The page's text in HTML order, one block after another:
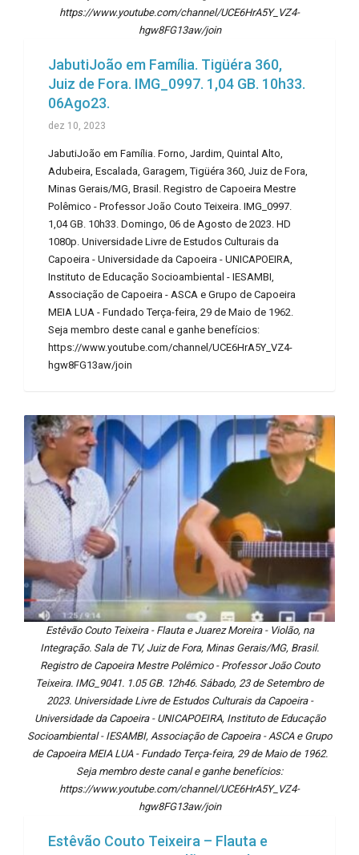
https://www.youtube.com/channel/UCE6HrA5Y_VZ4-
hgw8FG13aw/join
JabutiJoão em Família. Tigüéra 360,
Juiz de Fora. IMG_0997. 1,04 GB. 10h33.
06Ago23.
dez 10, 2023
JabutiJoão em Família. Forno, Jardim, Quintal Alto,
Adubeira, Escalada, Garagem, Tigüéra 360, Juiz de Fora,
Minas Gerais/MG, Brasil. Registro de Capoeira Mestre
Polêmico - Professor João Couto Teixeira. IMG_0997.
1,04 GB. 10h33. Domingo, 06 de Agosto de 2023. HD
1080p. Universidade Livre de Estudos Culturais da
Capoeira - Universidade da Capoeira - UNICAPOEIRA,
Instituto de Educação Socioambiental - IESAMBI,
Associação de Capoeira - ASCA e Grupo de Capoeira
MEIA LUA - Fundado Terça-feira, 29 de Maio de 1962.
Seja membro deste canal e ganhe benefícios:
https://www.youtube.com/channel/UCE6HrA5Y_VZ4-
hgw8FG13aw/join
Estêvão Couto Teixeira - Flauta e Juarez Moreira - Violão, na
Integração. Sala de TV, Juiz de Fora, Minas Gerais/MG, Brasil.
Registro de Capoeira Mestre Polêmico - Professor João Couto
Teixeira. IMG_9041. 1.05 GB. 12h46. Sábado, 23 de Setembro de
2023. Universidade Livre de Estudos Culturais da Capoeira -
Universidade da Capoeira - UNICAPOEIRA, Instituto de Educação
Socioambiental - IESAMBI, Associação de Capoeira - ASCA e Grupo
de Capoeira MEIA LUA - Fundado Terça-feira, 29 de Maio de 1962.
Seja membro deste canal e ganhe benefícios:
https://www.youtube.com/channel/UCE6HrA5Y_VZ4-
hgw8FG13aw/join
Estêvão Couto Teixeira – Flauta e